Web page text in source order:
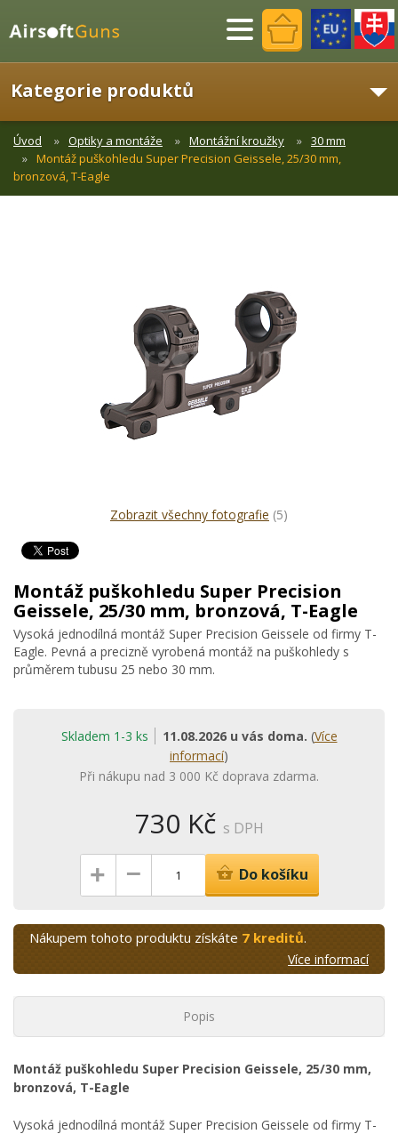
Menu
Kategorie produktů
Úvod Optiky a montáže Montážní kroužky
30 mm
Montáž puškohledu Super Precision Geissele, 25/30 mm,
bronzová, T-Eagle
Zobrazit všechny fotografie (5)
Montáž puškohledu Super Precision
Geissele, 25/30 mm, bronzová, T-Eagle
Vysoká jednodílná montáž Super Precision Geissele od firmy T-
Eagle. Pevná a precizně vyrobená montáž na puškohledy s
průměrem tubusu 25 nebo 30 mm.
Skladem 1-3 ks 11.08.2026 u vás doma. (Více
informací)
Při nákupu nad 3 000 Kč doprava zdarma.
730 Kč s DPH
+ – Do košíku
Nákupem tohoto produktu získáte 7 kreditů.
Více informací
Popis
Montáž puškohledu Super Precision Geissele, 25/30 mm,
bronzová, T-Eagle
Vysoká jednodílná montáž Super Precision Geissele od firmy T-